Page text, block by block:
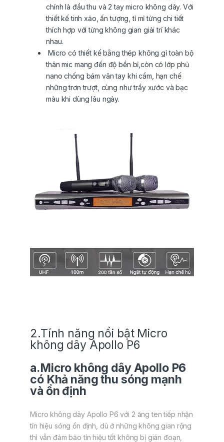
chính là đầu thu và 2 tay micro không dây. Với
thiết kế tinh xảo, ấn tượng, tỉ mỉ từng chi tiết
thích hợp với từng không gian giải trí khác
nhau.
Micro có thiết kế bằng thép không gỉ toàn bộ
thân mic mang đến độ bền bỉ,còn có lớp phủ
nano chống bám vân tay khi cầm, hạn chế
những trơn trượt, cùng như trầy xước và bạc
màu khi dùng lâu ngày.
2.Tính năng nổi bật Micro
không dây Apollo P6
a.Micro không dây Apollo P6
có Khả năng thu sóng mạnh
và ổn định
Micro không dây Apollo P6 với 2 ăng ten tiếp nhận
tín hiệu sóng ổn định, dù ở những không gian rộng
thì vẫn đảm bảo tín hiệu tốt không bị gián đoạn,